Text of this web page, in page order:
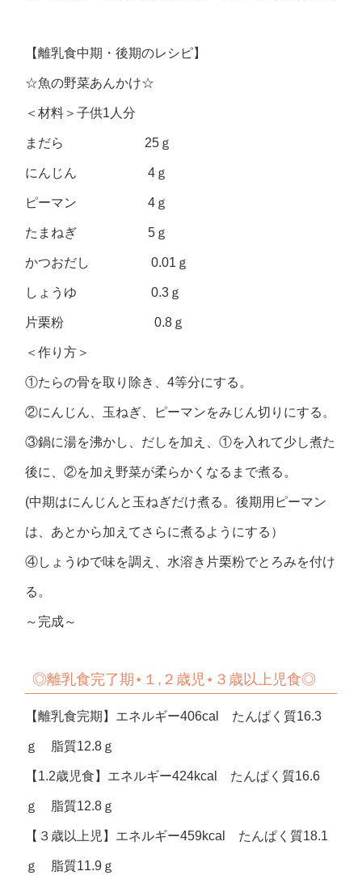
【離乳食中期・後期のレシピ】
☆魚の野菜あんかけ☆
＜材料＞子供1人分
まだら 25ｇ
にんじん 4ｇ
ピーマン 4ｇ
たまねぎ 5ｇ
かつおだし 0.01ｇ
しょうゆ 0.3ｇ
片栗粉 0.8ｇ
＜作り方＞
①たらの骨を取り除き、4等分にする。
②にんじん、玉ねぎ、ピーマンをみじん切りにする。
③鍋に湯を沸かし、だしを加え、①を入れて少し煮た
後に、②を加え野菜が柔らかくなるまで煮る。
(中期はにんじんと玉ねぎだけ煮る。後期用ピーマン
は、あとから加えてさらに煮るようにする）
④しょうゆで味を調え、水溶き片栗粉でとろみを付け
る。
～完成～
◎離乳食完了期⋆１,２歳児⋆３歳以上児食◎
【離乳食完期】エネルギー406cal たんぱく質16.3
ｇ 脂質12.8ｇ
【1.2歳児食】エネルギー424kcal たんぱく質16.6
ｇ 脂質12.8ｇ
【３歳以上児】エネルギー459kcal たんぱく質18.1
ｇ 脂質11.9ｇ